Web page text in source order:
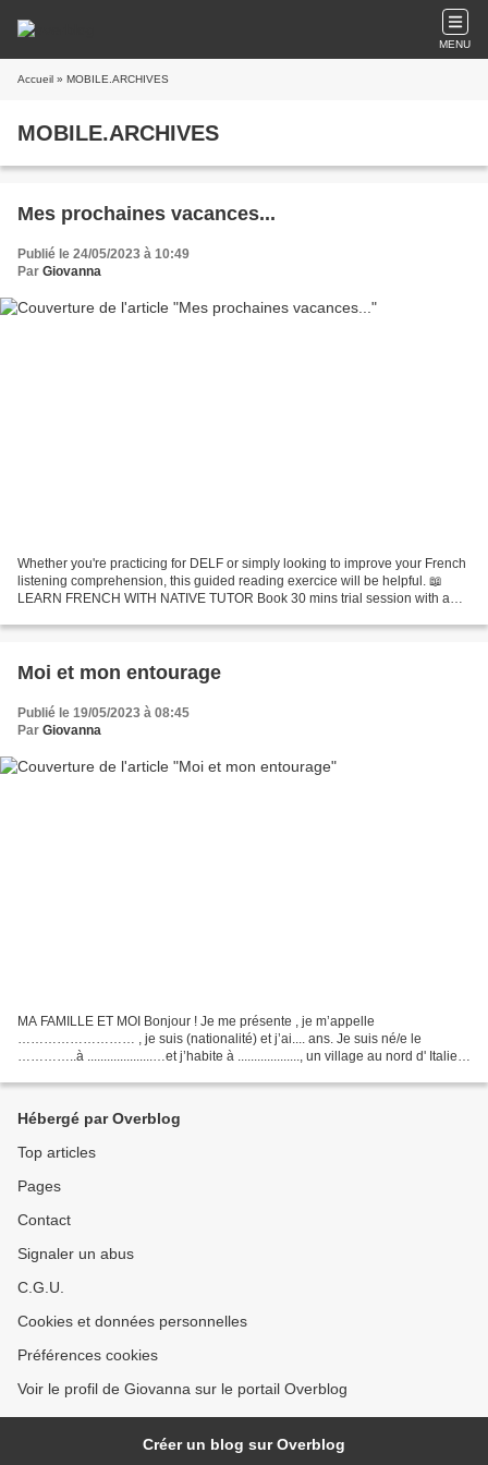
MENU
Accueil » MOBILE.ARCHIVES
MOBILE.ARCHIVES
Mes prochaines vacances...
Publié le 24/05/2023 à 10:49
Par Giovanna
Whether you're practicing for DELF or simply looking to improve your French
listening comprehension, this guided reading exercice will be helpful. 📖
LEARN FRENCH WITH NATIVE TUTOR Book 30 mins trial session with a
Moi et mon entourage
Publié le 19/05/2023 à 08:45
Par Giovanna
MA FAMILLE ET MOI Bonjour ! Je me présente , je m’appelle
……………………… , je suis (nationalité) et j’ai.... ans. Je suis né/e le
…………..à ....................…et j’habite à ..................., un village au nord d' Italie
Hébergé par Overblog
Top articles
Pages
Contact
Signaler un abus
C.G.U.
Cookies et données personnelles
Préférences cookies
Voir le profil de Giovanna sur le portail Overblog
Créer un blog sur Overblog